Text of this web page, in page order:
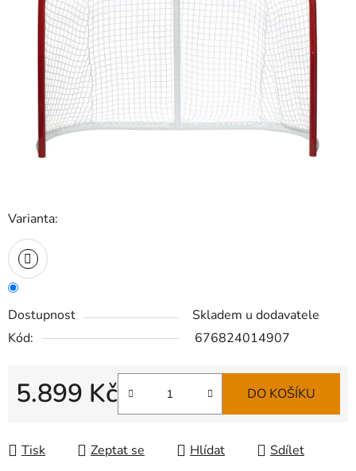
Varianta:
Dostupnost
Skladem u dodavatele
Kód:
676824014907
5.899 Kč DO KOŠÍKU
Tisk Zeptat se Hlídat Sdílet